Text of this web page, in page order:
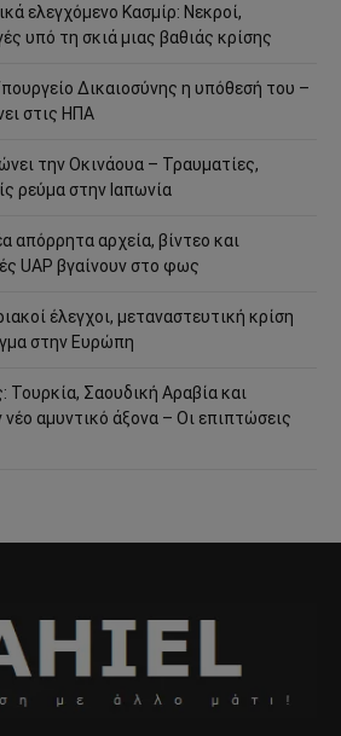
ελεγχόμενο Κασμίρ: Νεκροί,
υπό τη σκιά μιας βαθιάς κρίσης
Δικαιοσύνης η υπόθεσή του –
στις ΗΠΑ
την Οκινάουα – Τραυματίες,
ρεύμα στην Ιαπωνία
απόρρητα αρχεία, βίντεο και
UAP βγαίνουν στο φως
έλεγχοι, μεταναστευτική κρίση
στην Ευρώπη
Σαουδική Αραβία και
αμυντικό άξονα – Οι επιπτώσεις